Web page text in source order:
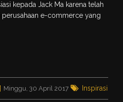
kepada Jack Ma karena telah
e-commerce yang
Minggu, 30 April 2017 Inspirasi